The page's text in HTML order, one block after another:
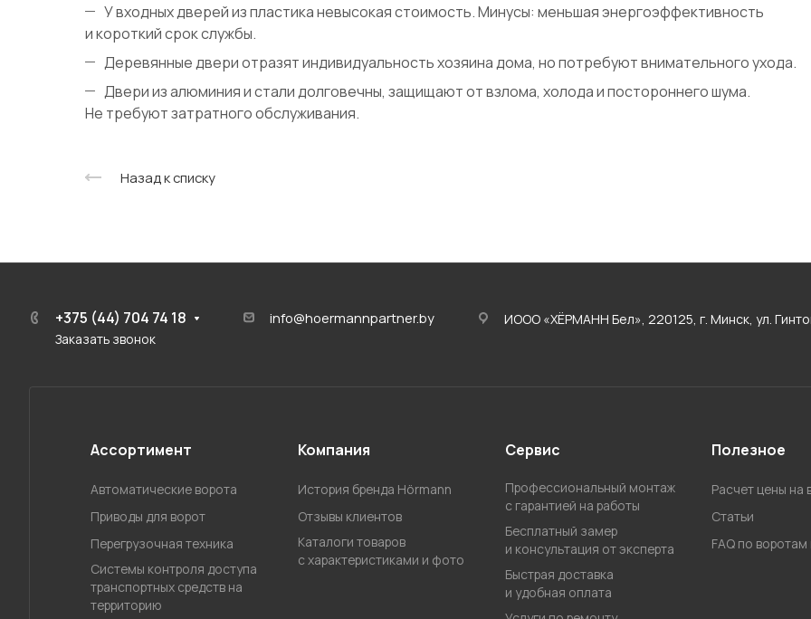
У входных дверей из пластика невысокая стоимость. Минусы: меньшая энергоэффективность
и короткий срок службы.
Деревянные двери отразят индивидуальность хозяина дома, но потребуют внимательного ухода.
Двери из алюминия и стали долговечны, защищают от взлома, холода и постороннего шума.
Не требуют затратного обслуживания.
Назад к списку
+375 (44) 704 74 18
Заказать звонок
info@hoermannpartner.by ИООО «ХЁРМАНН Бел», 220125, г. Минск, ул.
Ассортимент
Автоматические ворота
Приводы для ворот
Перегрузочная техника
Системы контроля доступа
транспортных средств на
территорию
Компания
История бренда Hörmann
Отзывы клиентов
Каталоги товаров
с характеристиками и фото
Сервис
Профессиональный монтаж
с гарантией на работы
Бесплатный замер
и консультация от эксперта
Быстрая доставка
и удобная оплата
Полезное
Расчет цены на
Статьи
FAQ по